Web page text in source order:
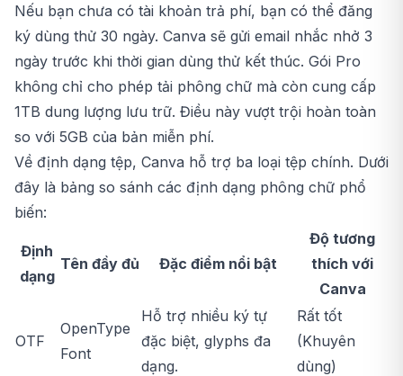
Nếu bạn chưa có tài khoản trả phí, bạn có thể đăng
ký dùng thử 30 ngày. Canva sẽ gửi email nhắc nhở 3
ngày trước khi thời gian dùng thử kết thúc. Gói Pro
không chỉ cho phép tải phông chữ mà còn cung cấp
1TB dung lượng lưu trữ. Điều này vượt trội hoàn toàn
so với 5GB của bản miễn phí.
Về định dạng tệp, Canva hỗ trợ ba loại tệp chính. Dưới
đây là bảng so sánh các định dạng phông chữ phổ
biến:
Định
dạng
Tên đầy đủ Đặc điểm nổi bật
Độ tương
thích với
Canva
OTF
OpenType
Font
Hỗ trợ nhiều ký tự
đặc biệt, glyphs đa
dạng.
Rất tốt
(Khuyên
dùng)